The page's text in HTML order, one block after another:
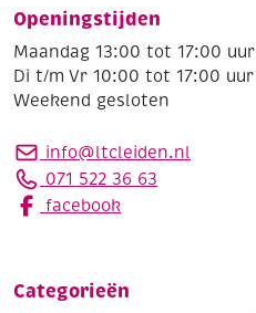
Openingstijden
Maandag 13:00 tot 17:00 uur
Di t/m Vr 10:00 tot 17:00 uur
Weekend gesloten
info@ltcleiden.nl
071 522 36 63
facebook
Categorieën